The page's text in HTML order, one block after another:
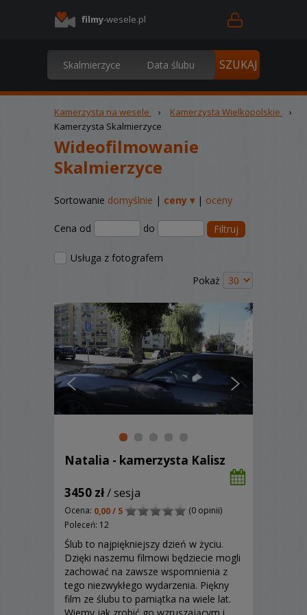
filmy-wesele.pl
Kamerzysta na wesele › Kamerzysta Wielkopolskie
›
Kamerzysta Skalmierzyce
Wideofilmowanie
Skalmierzyce
Sortowanie domyślnie | ceny ▾| oceny
Cena od do Filtruj
Usługa z fotografem
Pokaż
Natalia - kamerzysta Kalisz
3450 zł/ sesja
Ocena: 0,00 / 5
(0 opinii)
Poleceń: 12
Ślub to najpiękniejszy dzień w życiu.
Dzięki naszemu filmowi będziecie mogli
zachować na zawsze wspomnienia z
tego niezwykłego wydarzenia. Piękny
film ze ślubu to pamiątka na wiele lat.